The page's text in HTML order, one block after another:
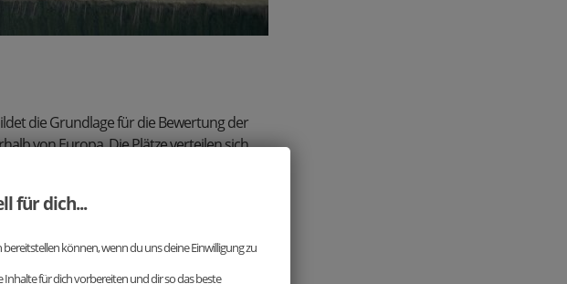
die Grundlage für die Bewertung der
von Europa. Die Plätze verteilen sich
10 platzierten Städten. Dennoch tut sie
für dich...
können, wenn du uns deine Einwilligung zu
für dich vorbereiten und dir so das beste